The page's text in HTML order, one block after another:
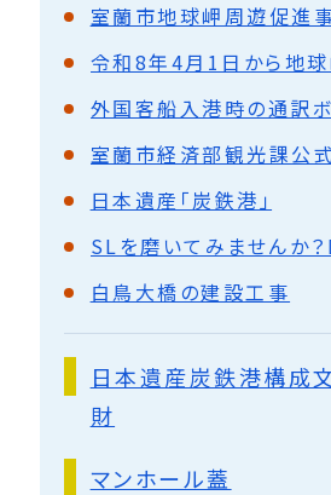
室蘭市地球岬周遊促進
日本遺産「炭鉄港」
白鳥大橋の建設工事
日本遺産炭鉄港構成
財
マンホール蓋